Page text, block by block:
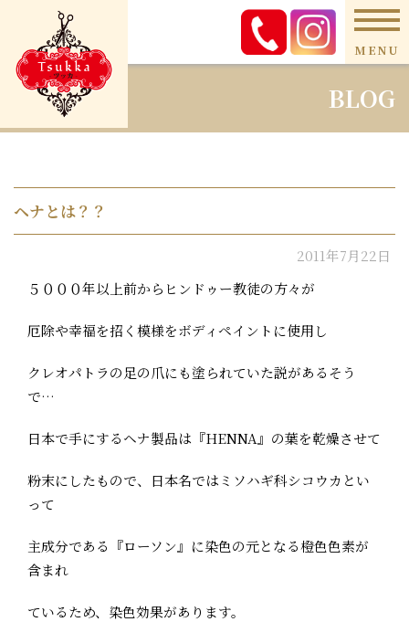
MENU
BLOG
ヘナとは？？
2011年7月22日
５０００年以上前からヒンドゥー教徒の方々が
厄除や幸福を招く模様をボディペイントに使用し
クレオパトラの足の爪にも塗られていた説があるそう
で…
日本で手にするヘナ製品は『HENNA』の葉を乾燥させて
粉末にしたもので、日本名ではミソハギ科シコウカとい
って
主成分である『ローソン』に染色の元となる橙色色素が
含まれ
ているため、染色効果があります。